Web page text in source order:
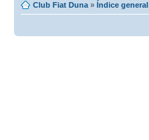
Club Fiat Duna » Índice general